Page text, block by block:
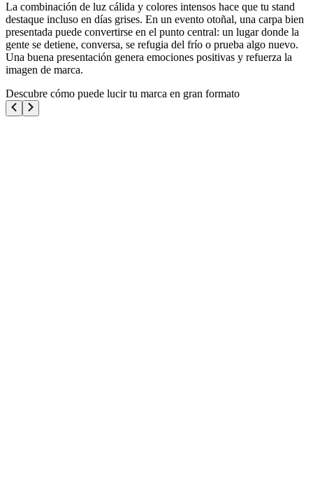
La combinación de luz cálida y colores intensos hace que tu stand
destaque incluso en días grises. En un evento otoñal, una carpa bien
presentada puede convertirse en el punto central: un lugar donde la
gente se detiene, conversa, se refugia del frío o prueba algo nuevo.
Una buena presentación genera emociones positivas y refuerza la
imagen de marca.
Descubre cómo puede lucir tu marca en gran formato